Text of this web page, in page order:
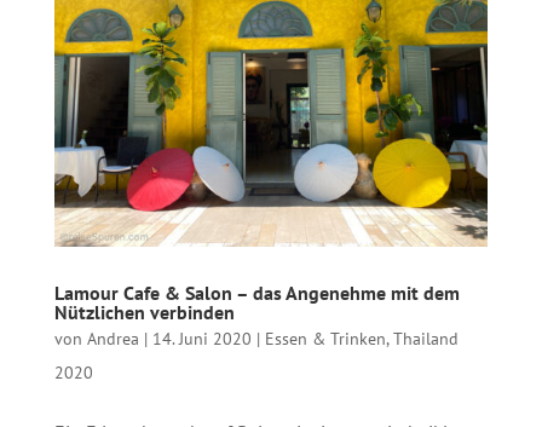
Lamour Cafe & Salon – das Angenehme mit dem
Nützlichen verbinden
von Andrea | 14. Juni 2020 | Essen & Trinken,Thailand
2020